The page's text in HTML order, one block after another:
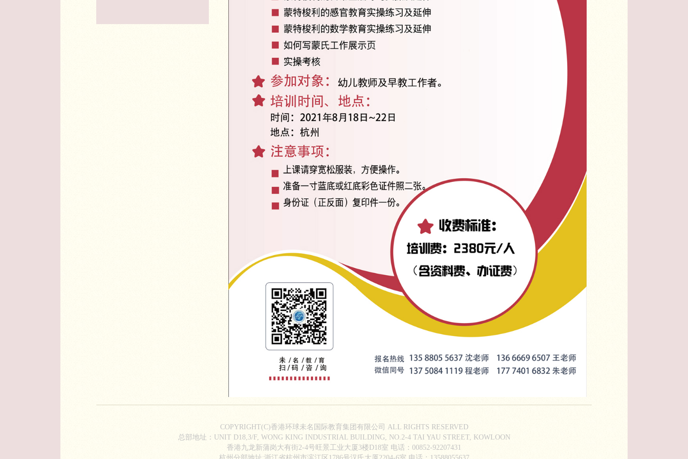
COPYRIGHT(C)香港环球未名国际教育集团有限公司 ALL RIGHTS RESERVED
总部地址：UNIT D18,3/F, WONG KING INDUSTRIAL BUILDING, NO.2-4 TAI YAU STREET, KOWLOON
香港九龙新蒲岗大有街2-4号旺景工业大厦3楼D18室 电话：00852-92207431